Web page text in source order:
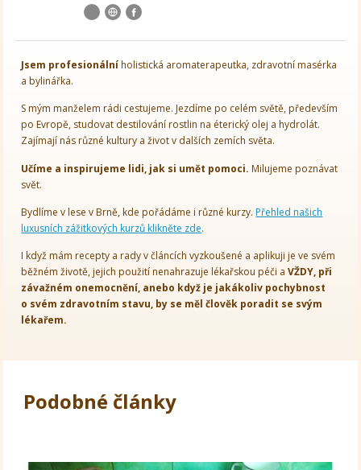
Jsem profesionálníholistická aromaterapeutka, zdravotní masérka
a bylinářka.
S mým manželem rádi cestujeme. Jezdíme po celém světě, především
po Evropě, studovat destilování rostlin na éterický olej a hydrolát.
Zajímají nás různé kultury a život v dalších zemích světa.
Učíme a inspirujeme lidi, jak si umět pomoci. Milujeme poznávat
svět.
Bydlíme v lese v Brně, kde pořádáme i různé kurzy. Přehled našich
luxusních zážitkových kurzů klikněte zde.
I když mám recepty a rady v článcích vyzkoušené a aplikuji je ve svém
běžném životě, jejich použití nenahrazuje lékařskou péči aVŽDY, při
závažném onemocnění, anebo když je jakákoliv pochybnost
o svém zdravotním stavu, by se měl člověk poradit se svým
lékařem.
Podobné články